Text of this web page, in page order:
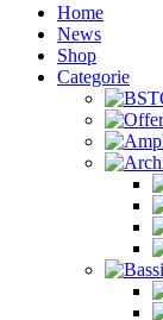
Home
News
Shop
Categorie